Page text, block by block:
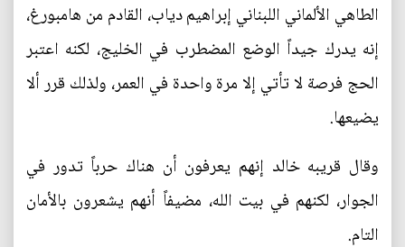
الطاهي الألماني اللبناني إبراهيم دياب، القادم من هامبورغ،
إنه يدرك جيداً الوضع المضطرب في الخليج، لكنه اعتبر
الحج فرصة لا تأتي إلا مرة واحدة في العمر، ولذلك قرر ألا
يضيعها.
وقال قريبه خالد إنهم يعرفون أن هناك حرباً تدور في
الجوار، لكنهم في بيت الله، مضيفاً أنهم يشعرون بالأمان
التام.